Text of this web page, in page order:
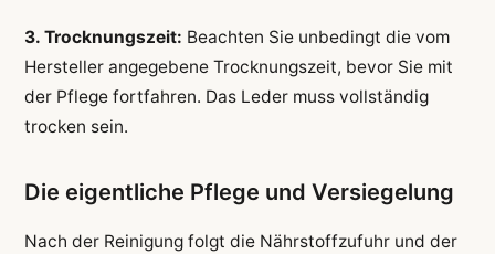
3. Trocknungszeit: Beachten Sie unbedingt die vom
Hersteller angegebene Trocknungszeit, bevor Sie mit
der Pflege fortfahren. Das Leder muss vollständig
trocken sein.
Die eigentliche Pflege und Versiegelung
Nach der Reinigung folgt die Nährstoffzufuhr und der